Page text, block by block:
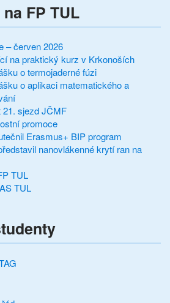
FP TUL
– červen 2026
na praktický kurz v Krkonoších
o termojaderné fúzi
o aplikaci matematického a
21. sjezd JČMF
promoce
Erasmus+ BIP program
nanovlákenné krytí ran na
TUL
TUL